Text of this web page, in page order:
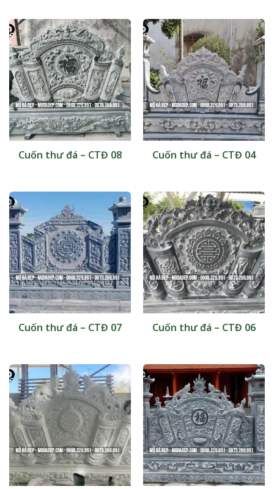
Cuốn thư đá – CTĐ 08 Cuốn thư đá – CTĐ 04
Cuốn thư đá – CTĐ 07 Cuốn thư đá – CTĐ 06